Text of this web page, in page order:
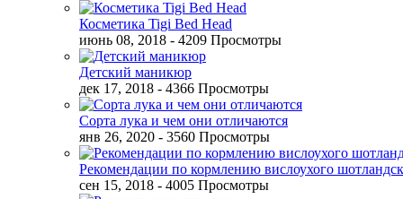
Косметика Tigi Bed Head
июнь 08, 2018 - 4209 Просмотры
Детский маникюр
дек 17, 2018 - 4366 Просмотры
Сорта лука и чем они отличаются
янв 26, 2020 - 3560 Просмотры
Рекомендации по кормлению вислоухого
сен 15, 2018 - 4005 Просмотры